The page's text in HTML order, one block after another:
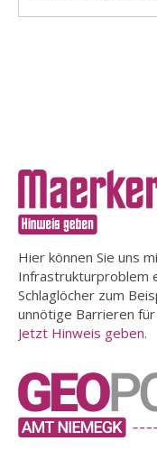
Hier können Sie uns
Infrastrukturproblem
Schlaglöcher zum
unnötige Barrieren
Jetzt Hinweis geben.